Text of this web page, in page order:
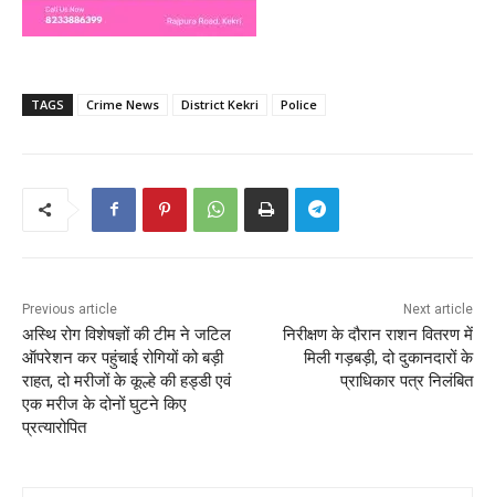
TAGS Crime News District Kekri Police
Previous article
अस्थि रोग विशेषज्ञों की टीम ने जटिल
ऑपरेशन कर पहुंचाई रोगियों को बड़ी
राहत, दो मरीजों के कूल्हे की हड्डी एवं
एक मरीज के दोनों घुटने किए
प्रत्यारोपित
Next article
निरीक्षण के दौरान राशन वितरण में
मिली गड़बड़ी, दो दुकानदारों के
प्राधिकार पत्र निलंबित